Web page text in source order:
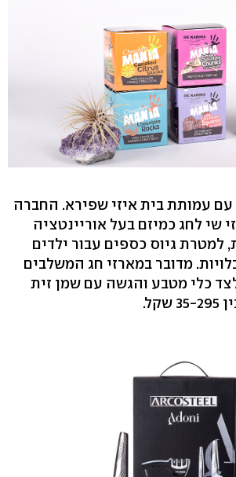
עם עמותת בית איזי שפירא. החברה
שי לחג כמיזם בעל אוריינטציה
למטרת גיוס כספים עבור ילדים
מדובר במארזי חג המשלבים
לצד כלי מטבע והגשה עם שמן זית